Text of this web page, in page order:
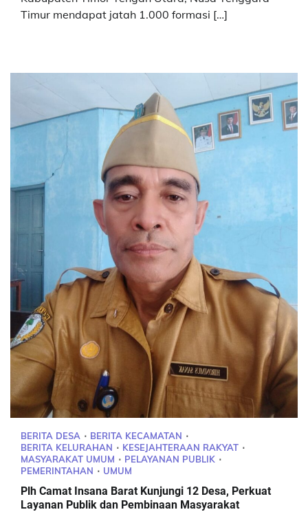
Timur mendapat jatah 1.000 formasi […]
BERITA DESA
BERITA KECAMATAN
BERITA KELURAHAN
KESEJAHTERAAN RAKYAT
MASYARAKAT UMUM
PELAYANAN PUBLIK
PEMERINTAHAN
UMUM
Plh Camat Insana Barat Kunjungi 12 Desa, Perkuat
Layanan Publik dan Pembinaan Masyarakat